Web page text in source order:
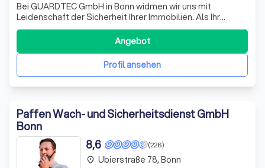
Bei GUARDTEC GmbH in Bonn widmen wir uns mit
Leidenschaft der Sicherheit Ihrer Immobilien. Als Ihr
vertrauenswürdiger Partner für Sicherheitstechnologien
bieten wir fortschrittliche Lösungen, die speziell auf Ihre
Bedürfnisse zugeschnitten sind. Unsere Expertise
umfasst hochmoderne Alarmanlagen und
Profil ansehen
Angebot
Paffen Wach- und Sicherheitsdienst GmbH
Bonn
(226)
8,6
place Ubierstraße 78, Bonn